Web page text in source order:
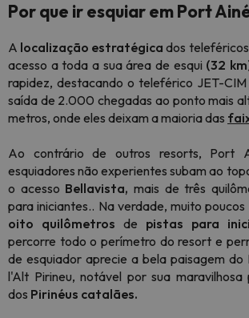
Por que ir esquiar em Port
A localização estratégica dos
acesso a toda a sua área de esqui (32
rapidez, destacando o teleférico JET-
saída de 2.000 chegadas ao ponto mais
metros, onde eles deixam a maioria das
Ao contrário de outros resorts, Port
esquiadores não experientes subam ao
o acesso Bellavista, mais de três
para iniciantes.. Na verdade, muito
oito quilômetros de pistas para
percorre todo o perímetro do resort e
de esquiador aprecie a bela paisagem do
l'Alt Pirineu, notável por sua maravilhosa
dos Pirinéus catalães.